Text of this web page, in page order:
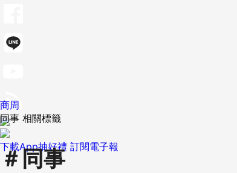
下載App抽好禮 訂閱電子報
商周
同事 相關標籤
＃同事